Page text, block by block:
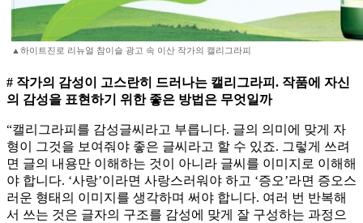
▲하이트진로 리뉴얼 참이슬 광고 속 이산 작가의 캘리그라피
# 작가의 감성이 고스란히 드러나는 캘리그라피. 작품에 자신
의 감성을 표현하기 위한 좋은 방법은 무엇일까
“캘리그라피를 감성글씨라고 부릅니다. 글의 의미에 맞게 자
형이 그것을 보여줘야 좋은 글씨라고 할 수 있죠. 그렇게 쓰려
면 글의 내용만 이해하는 것이 아니라 글씨를 이미지로 이해해
야 합니다. ‘사랑’이라면 사랑스러워야 하고 ‘증오’라면 증오스
러운 형태의 이미지를 생각하며 써야 합니다. 여러 번 반복해
서 쓰는 것은 글자의 구조를 감성에 맞게 잘 구성하는 과정으